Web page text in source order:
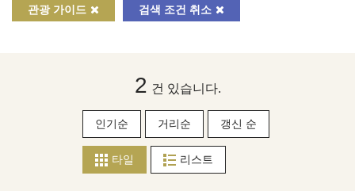
관광 가이드 검색 조건 취소
2 건 있습니다.
인기순 거리순 갱신 순
타일 리스트